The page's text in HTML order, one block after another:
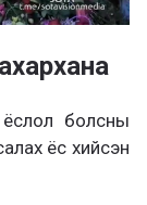
болсны
ёс хийсэн